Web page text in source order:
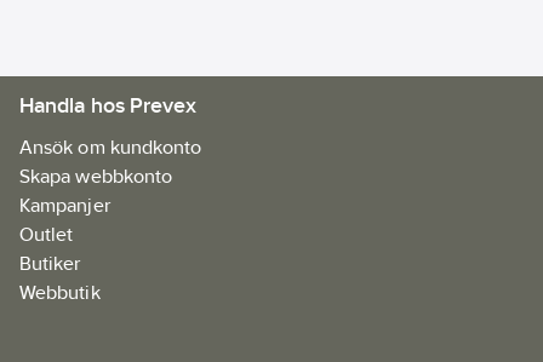
Handla hos Prevex
Ansök om kundkonto
Skapa webbkonto
Kampanjer
Outlet
Butiker
Webbutik